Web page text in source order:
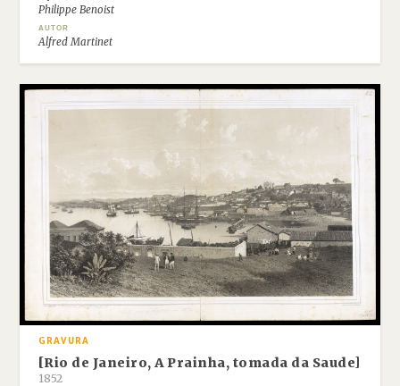
Philippe Benoist
AUTOR
Alfred Martinet
GRAVURA
[Rio de Janeiro, A Prainha, tomada da Saude]
1852